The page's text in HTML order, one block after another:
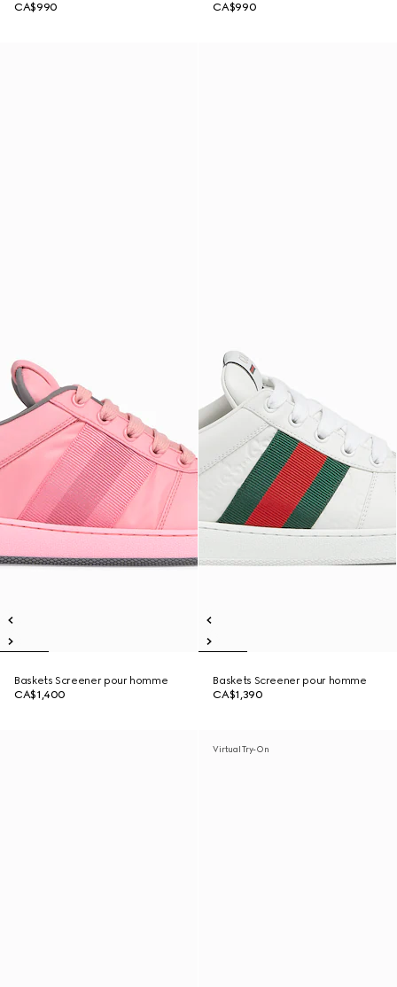
CA$990
CA$990
Baskets Screener pour homme
CA$1,400
Baskets Screener pour homme
CA$1,390
Virtual Try-On